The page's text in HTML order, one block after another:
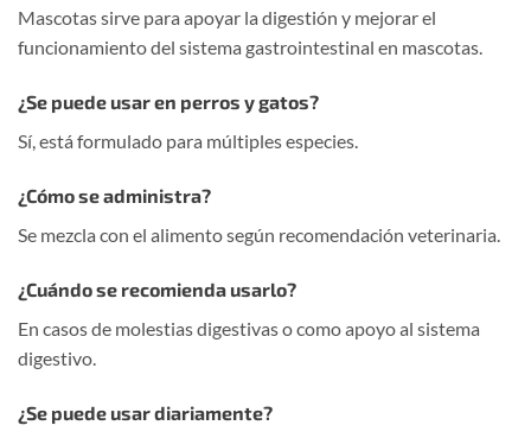
Mascotas sirve para apoyar la digestión y mejorar el
funcionamiento del sistema gastrointestinal en mascotas.
¿Se puede usar en perros y gatos?
Sí, está formulado para múltiples especies.
¿Cómo se administra?
Se mezcla con el alimento según recomendación veterinaria.
¿Cuándo se recomienda usarlo?
En casos de molestias digestivas o como apoyo al sistema
digestivo.
¿Se puede usar diariamente?